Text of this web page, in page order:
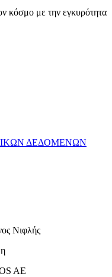
κόσμο με την εγκυρότητα
ΔΕΔΟΜΕΝΩΝ
Νιφλής
AE